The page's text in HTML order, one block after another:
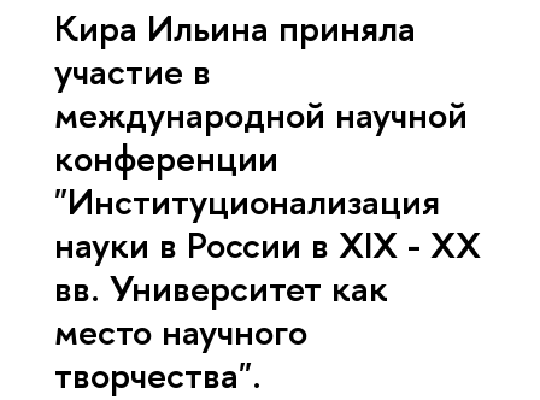
Кира Ильина приняла
участие в
международной научной
конференции
"Институционализация
науки в России в XIX - XX
вв. Университет как
место научного
творчества".